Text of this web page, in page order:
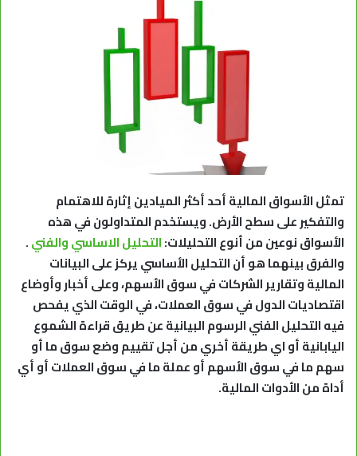
تمثل الأسواق المالية أحد أكثر الميادين إثارة للاهتمام
والتفكير على سطح الأرض. ويستخدم المتداولون في هذه
الأسواق نوعين من أنوع التحليلات:التحليل الاساسي والفني.
والفرق بينهما هو أن التحليل الأساسي يركز على البيانات
المالية وتقارير الشركات في سوق الأسهم، وعلى أخبار وأوضاع
اقتصاديات الدول في سوق العملات، في الوقت الذي يفحص
فيه التحليل الفني الرسوم البيانية عن طريق قراءة الشموع
اليابانية أو اي طريقة أخري من أجل تقييم وضع سوق ما أو
سهم ما في سوق الأسهم أو عملة ما في سوق العملات أو أي
أداة من الأدوات المالية.